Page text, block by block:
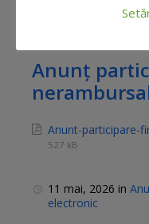
Anunț
Anunt-participare-
527 kB
11 mai, 2026 in
electronic